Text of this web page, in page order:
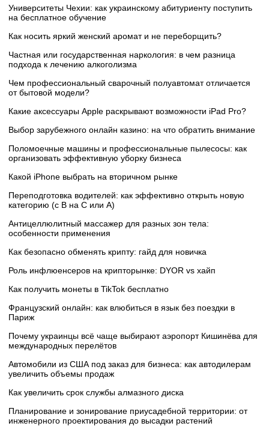
Университеты Чехии: как украинскому абитуриенту поступить
на бесплатное обучение
Как носить яркий женский аромат и не переборщить?
Частная или государственная наркология: в чем разница
подхода к лечению алкоголизма
Чем профессиональный сварочный полуавтомат отличается
от бытовой модели?
Какие аксессуары Apple раскрывают возможности iPad Pro?
Выбор зарубежного онлайн казино: на что обратить внимание
Поломоечные машины и профессиональные пылесосы: как
организовать эффективную уборку бизнеса
Какой iPhone выбрать на вторичном рынке
Переподготовка водителей: как эффективно открыть новую
категорию (с B на C или А)
Антицеллюлитный массажер для разных зон тела:
особенности применения
Как безопасно обменять крипту: гайд для новичка
Роль инфлюенсеров на крипторынке: DYOR vs хайп
Как получить монеты в TikTok бесплатно
Французский онлайн: как влюбиться в язык без поездки в
Париж
Почему украинцы всё чаще выбирают аэропорт Кишинёва для
международных перелётов
Автомобили из США под заказ для бизнеса: как автодилерам
увеличить объемы продаж
Как увеличить срок службы алмазного диска
Планирование и зонирование приусадебной территории: от
инженерного проектирования до высадки растений